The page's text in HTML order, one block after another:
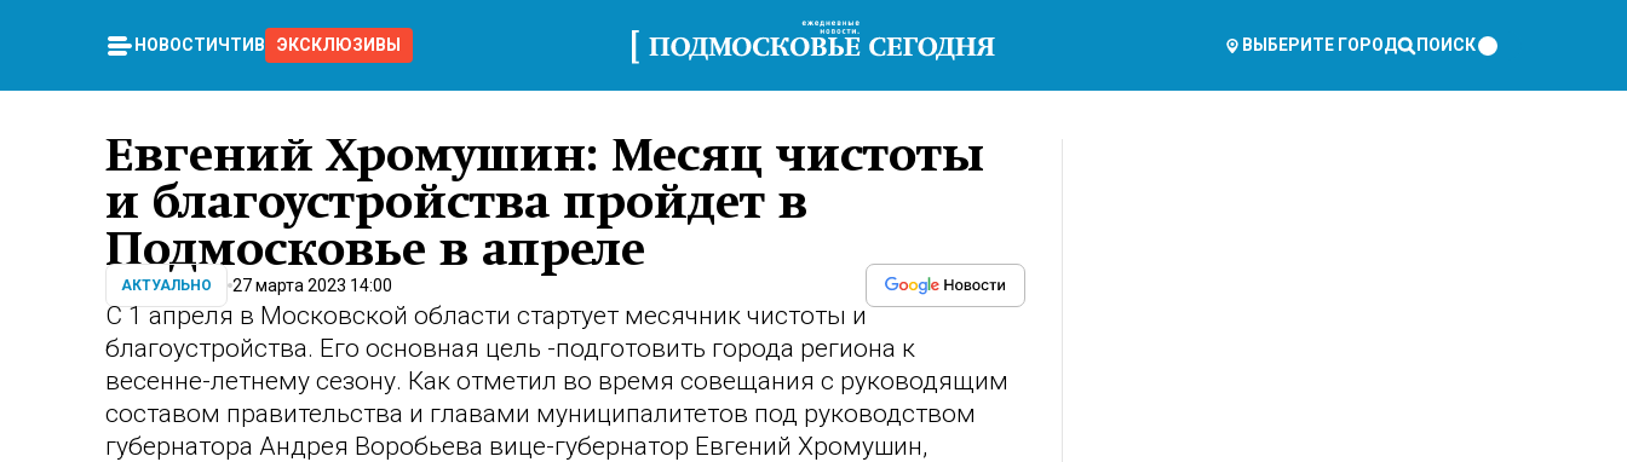
НОВОСТИ ЧТИВО ЭКСКЛЮЗИВЫ ВЫБЕРИТЕ ГОРОД ПОИСК
Евгений Хромушин: Месяц чистоты
и благоустройства пройдет в
Подмосковье в апреле
АКТУАЛЬНО 27 марта 2023 14:00
С 1 апреля в Московской области стартует месячник чистоты и
благоустройства. Его основная цель -подготовить города региона к
весенне-летнему сезону. Как отметил во время совещания с руководящим
составом правительства и главами муниципалитетов под руководством
губернатора Андрея Воробьева вице-губернатор Евгений Хромушин,